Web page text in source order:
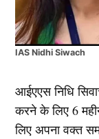
IAS Nidhi Siwach
आईएएस निधि
करने के लिए 6
लिए अपना वक्त